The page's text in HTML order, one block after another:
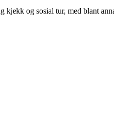
kjekk og sosial tur, med blant